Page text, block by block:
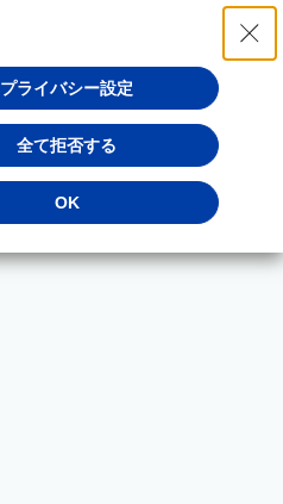
プライバシー設定
全て拒否する
OK